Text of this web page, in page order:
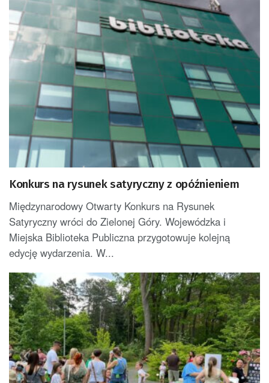
Konkurs na rysunek satyryczny z opóźnieniem
Międzynarodowy Otwarty Konkurs na Rysunek
Satyryczny wróci do Zielonej Góry. Wojewódzka i
Miejska Biblioteka Publiczna przygotowuje kolejną
edycję wydarzenia. W...